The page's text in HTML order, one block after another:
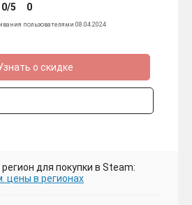
0/5 0
пользователями 08.04.2024
о скидке
для покупки в Steam:
цены в регионах